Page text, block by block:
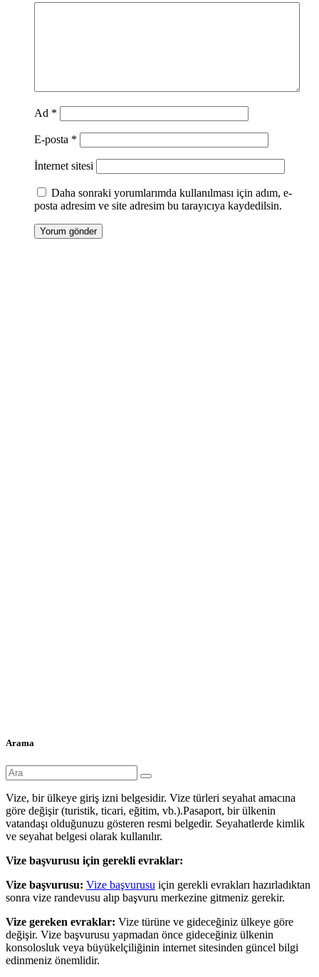
Ad *
E-posta *
İnternet sitesi
Daha sonraki yorumlarımda kullanılması için adım, e-
posta adresim ve site adresim bu tarayıcıya kaydedilsin.
Arama
Vize, bir ülkeye giriş izni belgesidir. Vize türleri seyahat amacına
göre değişir (turistik, ticari, eğitim, vb.).Pasaport, bir ülkenin
vatandaşı olduğunuzu gösteren resmi belgedir. Seyahatlerde kimlik
ve seyahat belgesi olarak kullanılır.
Vize başvurusu için gerekli evraklar:
Vize başvurusu: Vize başvurusu için gerekli evrakları hazırladıktan
sonra vize randevusu alıp başvuru merkezine gitmeniz gerekir.
Vize gereken evraklar: Vize türüne ve gideceğiniz ülkeye göre
değişir. Vize başvurusu yapmadan önce gideceğiniz ülkenin
konsolosluk veya büyükelçiliğinin internet sitesinden güncel bilgi
edinmeniz önemlidir.